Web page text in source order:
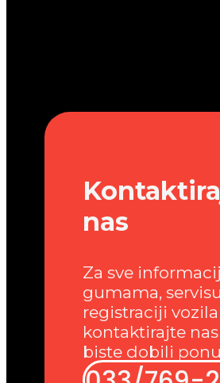
nas
Za sve
gumama,
registraciji vozila
kontaktirajte
biste dobili